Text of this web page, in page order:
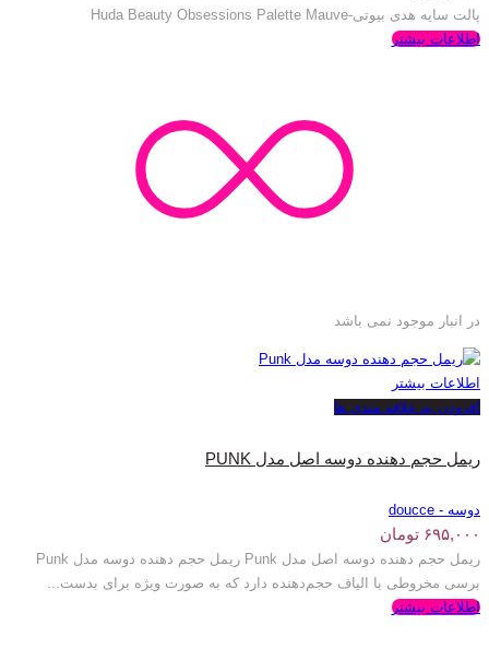
پالت سایه هدی بیوتی-Huda Beauty Obsessions Palette Mauve
اطلاعات بیشتر
در انبار موجود نمی باشد
اطلاعات بیشتر
افزودن به علاقه مندی ها
ریمل حجم دهنده دوسه اصل مدل PUNK
دوسه - doucce
۶۹۵,۰۰۰ تومان
ریمل حجم دهنده دوسه اصل مدل Punk ریمل حجم دهنده دوسه مدل Punk
برسی مخروطی با الیاف حجم‌دهنده دارد که به صورت ویژه برای بدست...
اطلاعات بیشتر